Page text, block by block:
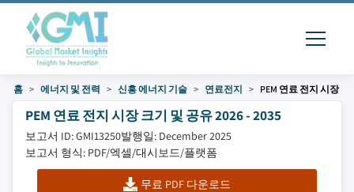
홈 에너지 및 전력 신흥 에너지 기술 연료전지 PEM 연료 전지 시장
PEM 연료 전지 시장 크기 및 공유 2026 - 2035
보고서 ID: GMI13250발행일: December 2025
보고서 형식: PDF/엑셀/대시보드/플랫폼
무료 PDF 다운로드